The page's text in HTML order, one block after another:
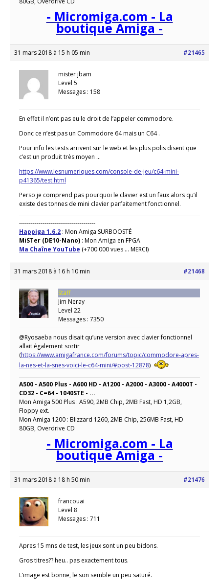
- Micromiga.com - La
boutique Amiga -
31 mars 2018 à 15 h 05 min #21465
mister jbam
Level 5
Messages : 158
En effet il n’ont pas eu le droit de l’appeler commodore.
Donc ce n’est pas un Commodore 64 mais un C64 .
Pour info les tests arrivent sur le web et les plus polis disent que
c’est un produit très moyen …
https://www.lesnumeriques.com/console-de-jeu/c64-mini-
p41365/test.html
Perso je comprend pas pourquoi le clavier est un faux alors qu’il
existe des tonnes de mini clavier parfaitement fonctionnel.
---------------------------------------
Happiga 1.6.2 : Mon Amiga SURBOOSTÉ
MiSTer (DE10-Nano) : Mon Amiga en FPGA
Ma Chaîne YouTube (+700 000 vues ... MERCI)
31 mars 2018 à 16 h 10 min #21468
Staff
Jim Neray
Level 22
Messages : 7350
@Ryosaeba nous disait qu’une version avec clavier fonctionnel
allait également sortir
(https://www.amigafrance.com/forums/topic/commodore-apres-
la-nes-et-la-snes-voici-le-c64-mini/#post-12878)
A500 - A500 Plus - A600 HD - A1200 - A2000 - A3000 - A4000T -
CD32 - C=64 - 1040STE - ...
Mon Amiga 500 Plus : A590, 2MB Chip, 2MB Fast, HD 1,2GB,
Floppy ext.
Mon Amiga 1200 : Blizzard 1260, 2MB Chip, 256MB Fast, HD
80GB, Overdrive CD
- Micromiga.com - La
boutique Amiga -
31 mars 2018 à 18 h 50 min #21476
francouai
Level 8
Messages : 711
Apres 15 mns de test, les jeux sont un peu bidons.
Gros titres?? heu.. pas exactement tous.
L’image est bonne, le son semble un peu saturé.